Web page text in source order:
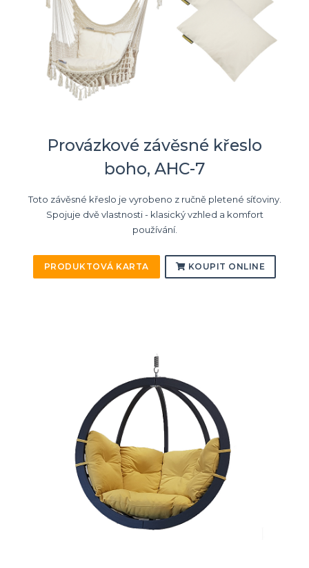
Provázkové závěsné křeslo
boho, AHC-7
Toto závěsné křeslo je vyrobeno z ručně pletené síťoviny.
Spojuje dvě vlastnosti - klasický vzhled a komfort
používání.
PRODUKTOVÁ KARTA KOUPIT ONLINE